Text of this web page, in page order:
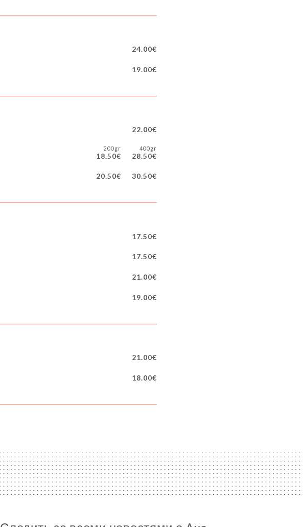
24.00€
19.00€
22.00€
200gr
18.50€
400gr
28.50€
20.50€ 30.50€
17.50€
17.50€
21.00€
19.00€
21.00€
18.00€